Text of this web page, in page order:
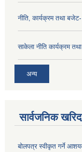
नीति, कार्यक्रम तथा
साकेला नीति कार्यक्रम
अन्य
सार्वजनिक
बोलपत्र स्वीकृत गर्ने